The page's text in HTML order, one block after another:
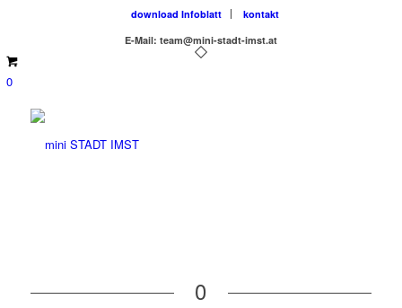
download Infoblatt
kontakt
E-Mail: team@mini-stadt-imst.at
0
0